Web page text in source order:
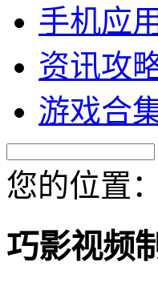
手机应用
资讯攻
游戏合
您的位置：
巧影视频